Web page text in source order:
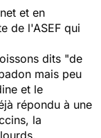
et en
de l'ASEF qui
dits "de
mais peu
et le
répondu à une
la